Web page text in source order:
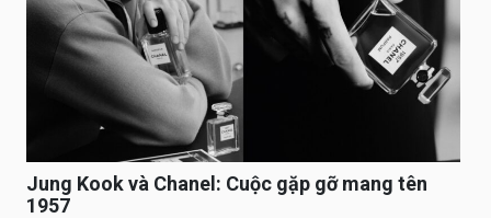
Jung Kook và Chanel: Cuộc gặp gỡ mang tên
1957